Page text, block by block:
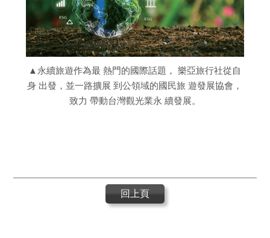
▲永續旅遊作為最 熱門的國際話題， 樂亞旅行社從自
身 出發，並一路擴展 到公領域的國民旅 遊發展協會，
致力 帶動台灣觀光業永 續發展。
回上頁